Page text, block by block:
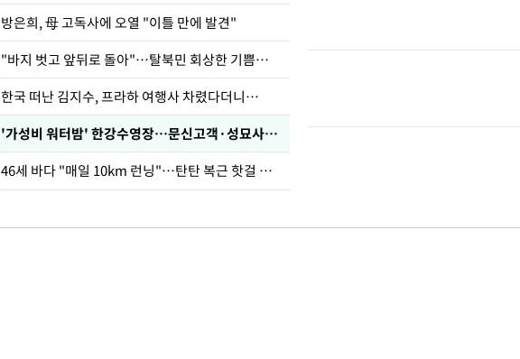
방은희, 母 고독사에 오열 "이틀 만에 발견"
"바지 벗고 앞뒤로 돌아"…탈북민 회상한 기쁨조 검사
한국 떠난 김지수, 프라하 여행사 차렸다더니…
'가성비 워터밤' 한강수영장…문신고객·성묘사음원 민원
46세 바다 "매일 10km 런닝"…탄탄 복근 핫걸 몸매로